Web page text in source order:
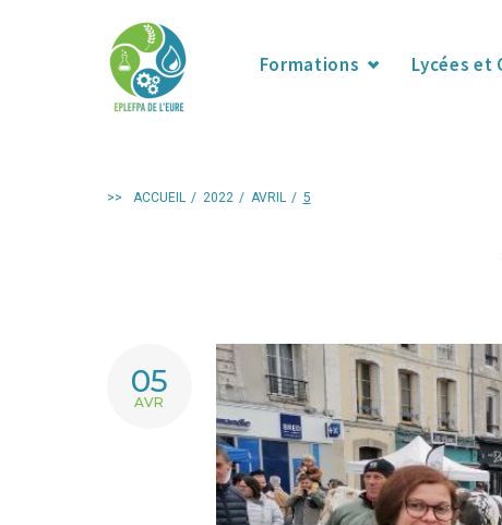
Formations Lycées et
>> ACCUEIL / 2022 / AVRIL / 5
JOUR :
05
AVR